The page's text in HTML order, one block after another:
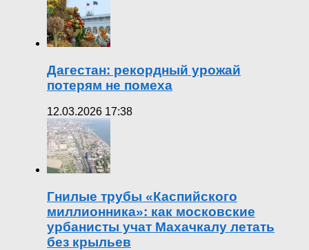
Дагестан: рекордный урожай
потерям не помеха
12.03.2026 17:38
Гнилые трубы «Каспийского
миллионника»: как московские
урбанисты учат Махачкалу летать
без крыльев